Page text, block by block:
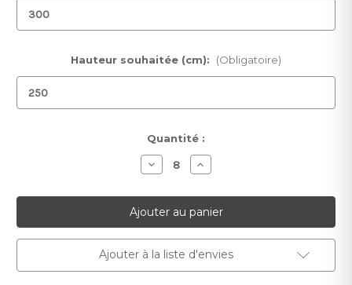
Hauteur souhaitée (cm): (Obligatoire)
Quantité :
Diminuer
la
pour
Papier
peint
Dreamland
Augmenter
la
pour
Papier
peint
Dreamland
Ajouter à la liste d'envies